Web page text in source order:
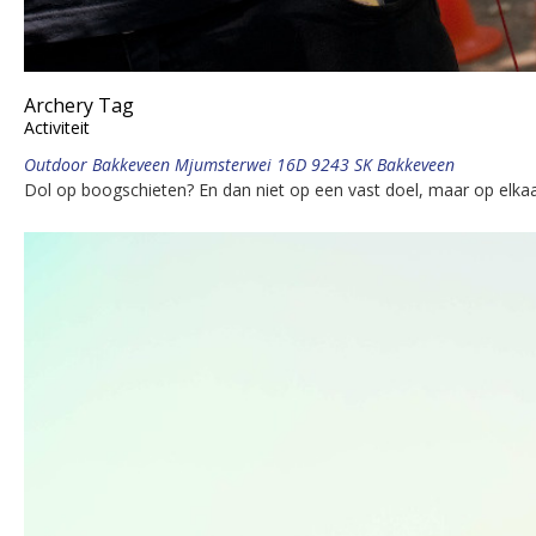
Archery Tag
Activiteit
Outdoor Bakkeveen Mjumsterwei 16D 9243 SK Bakkeveen
Dol op boogschieten? En dan niet op een vast doel, maar op